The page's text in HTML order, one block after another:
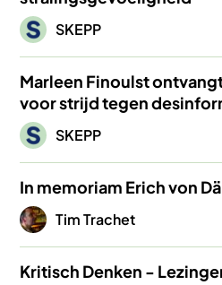
Afbeelding
SKEPP
Marleen Finoulst
voor strijd tegen
Afbeelding
SKEPP
In memoriam Erich von
Afbeelding
Tim Trachet
Kritisch Denken -